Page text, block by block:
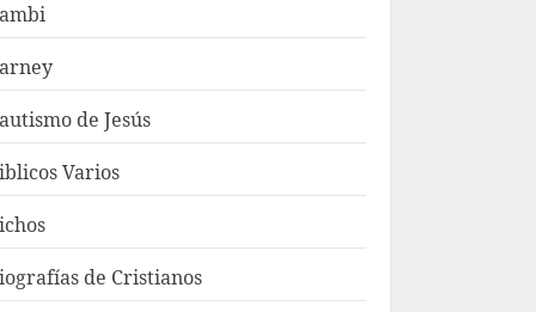
de Jesús
Varios
de Cristianos